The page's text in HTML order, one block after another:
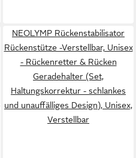
NEOLYMP Rückenstabilisator
Rückenstütze -Verstellbar, Unisex
- Rückenretter & Rücken
Geradehalter (Set,
Haltungskorrektur - schlankes
und unauffälliges Design), Unisex,
Verstellbar